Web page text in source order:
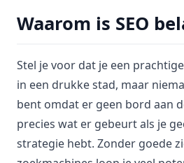
Waarom is SEO
Stel je voor dat je een
in een drukke stad, maar
bent omdat er geen bord aan
precies wat er gebeurt als je
strategie hebt. Zonder goede